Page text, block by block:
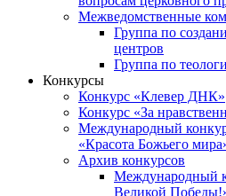
Межведомственные
Группа по
центров
Группа по
Конкурсы
Конкурс «Клевер ДНК»
Конкурс «За
Международный
«Красота Божьего
Архив конкурсов
Международный
Великой